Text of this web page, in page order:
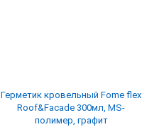
Герметик кровельный Fome flex
Roof&Facade 300мл, MS-
полимер, графит